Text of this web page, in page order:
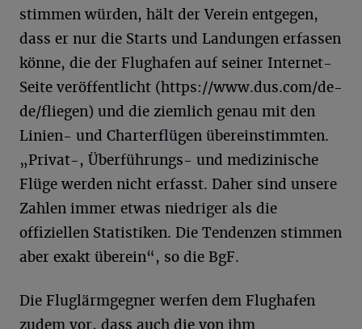
stimmen würden, hält der Verein entgegen,
dass er nur die Starts und Landungen erfassen
könne, die der Flughafen auf seiner Internet-
Seite veröffentlicht (https://www.dus.com/de-
de/fliegen) und die ziemlich genau mit den
Linien- und Charterflügen übereinstimmten.
„Privat-, Überführungs- und medizinische
Flüge werden nicht erfasst. Daher sind unsere
Zahlen immer etwas niedriger als die
offiziellen Statistiken. Die Tendenzen stimmen
aber exakt überein“, so die BgF.
Die Fluglärmgegner werfen dem Flughafen
zudem vor, dass auch die von ihm